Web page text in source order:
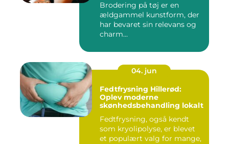
Brodering på tøj er en
ældgammel kunstform, der
har bevaret sin relevans og
charm...
04. jun
Fedtfrysning Hillerød:
Oplev moderne
skønhedsbehandling lokalt
Fedtfrysning, også kendt
som kryolipolyse, er blevet
et populært valg for mange,